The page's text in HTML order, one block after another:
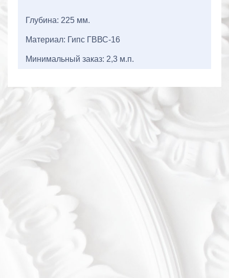
Глубина: 225 мм.
Материал: Гипс ГВВС-16
Минимальный заказ: 2,3 м.п.